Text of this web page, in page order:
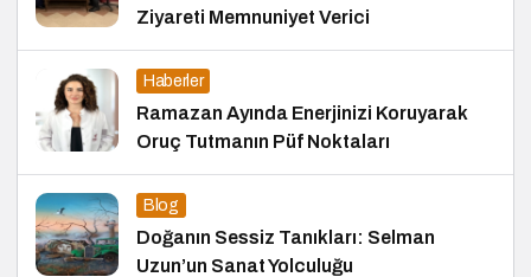
Ziyareti Memnuniyet Verici
Haberler
Ramazan Ayında Enerjinizi Koruyarak
Oruç Tutmanın Püf Noktaları
Blog
Doğanın Sessiz Tanıkları: Selman
Uzun’un Sanat Yolculuğu